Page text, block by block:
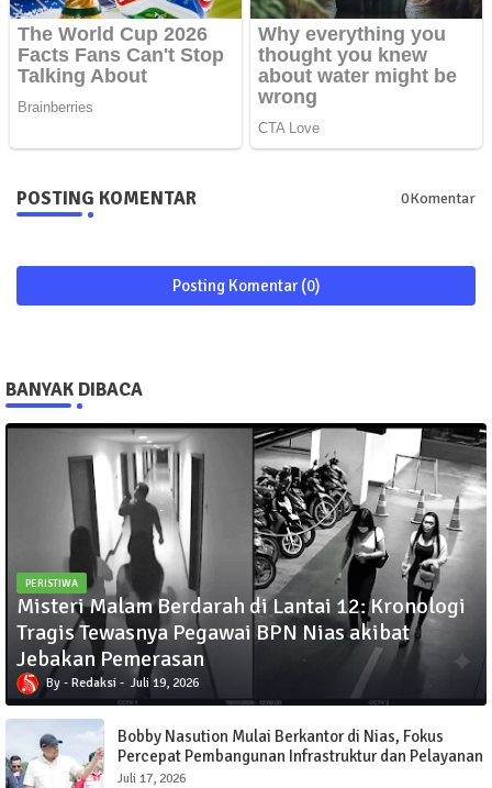
POSTING KOMENTAR 0Komentar
Posting Komentar (0)
BANYAK DIBACA
PERISTIWA
Misteri Malam Berdarah di Lantai 12: Kronologi
Tragis Tewasnya Pegawai BPN Nias akibat
Jebakan Pemerasan
Redaksi Juli 19, 2026
Bobby Nasution Mulai Berkantor di Nias, Fokus
Percepat Pembangunan Infrastruktur dan Pelayanan
Publik
Juli 17, 2026